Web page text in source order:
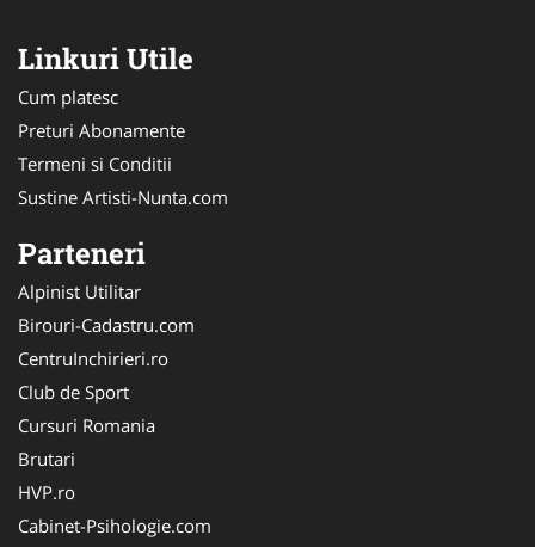
Linkuri Utile
Cum platesc
Preturi Abonamente
Termeni si Conditii
Sustine Artisti-Nunta.com
Parteneri
Alpinist Utilitar
Birouri-Cadastru.com
CentruInchirieri.ro
Club de Sport
Cursuri Romania
Brutari
HVP.ro
Cabinet-Psihologie.com